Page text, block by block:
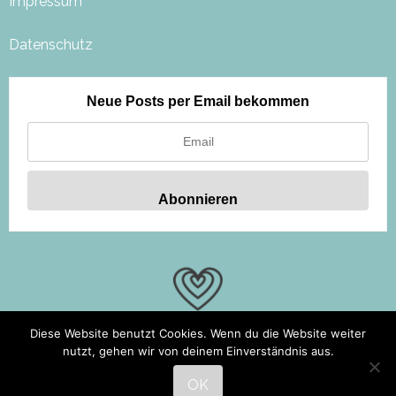
Datenschutz
Neue Posts per Email bekommen
Diese Website benutzt Cookies. Wenn du die Website weiter
nutzt, gehen wir von deinem Einverständnis aus.
OK